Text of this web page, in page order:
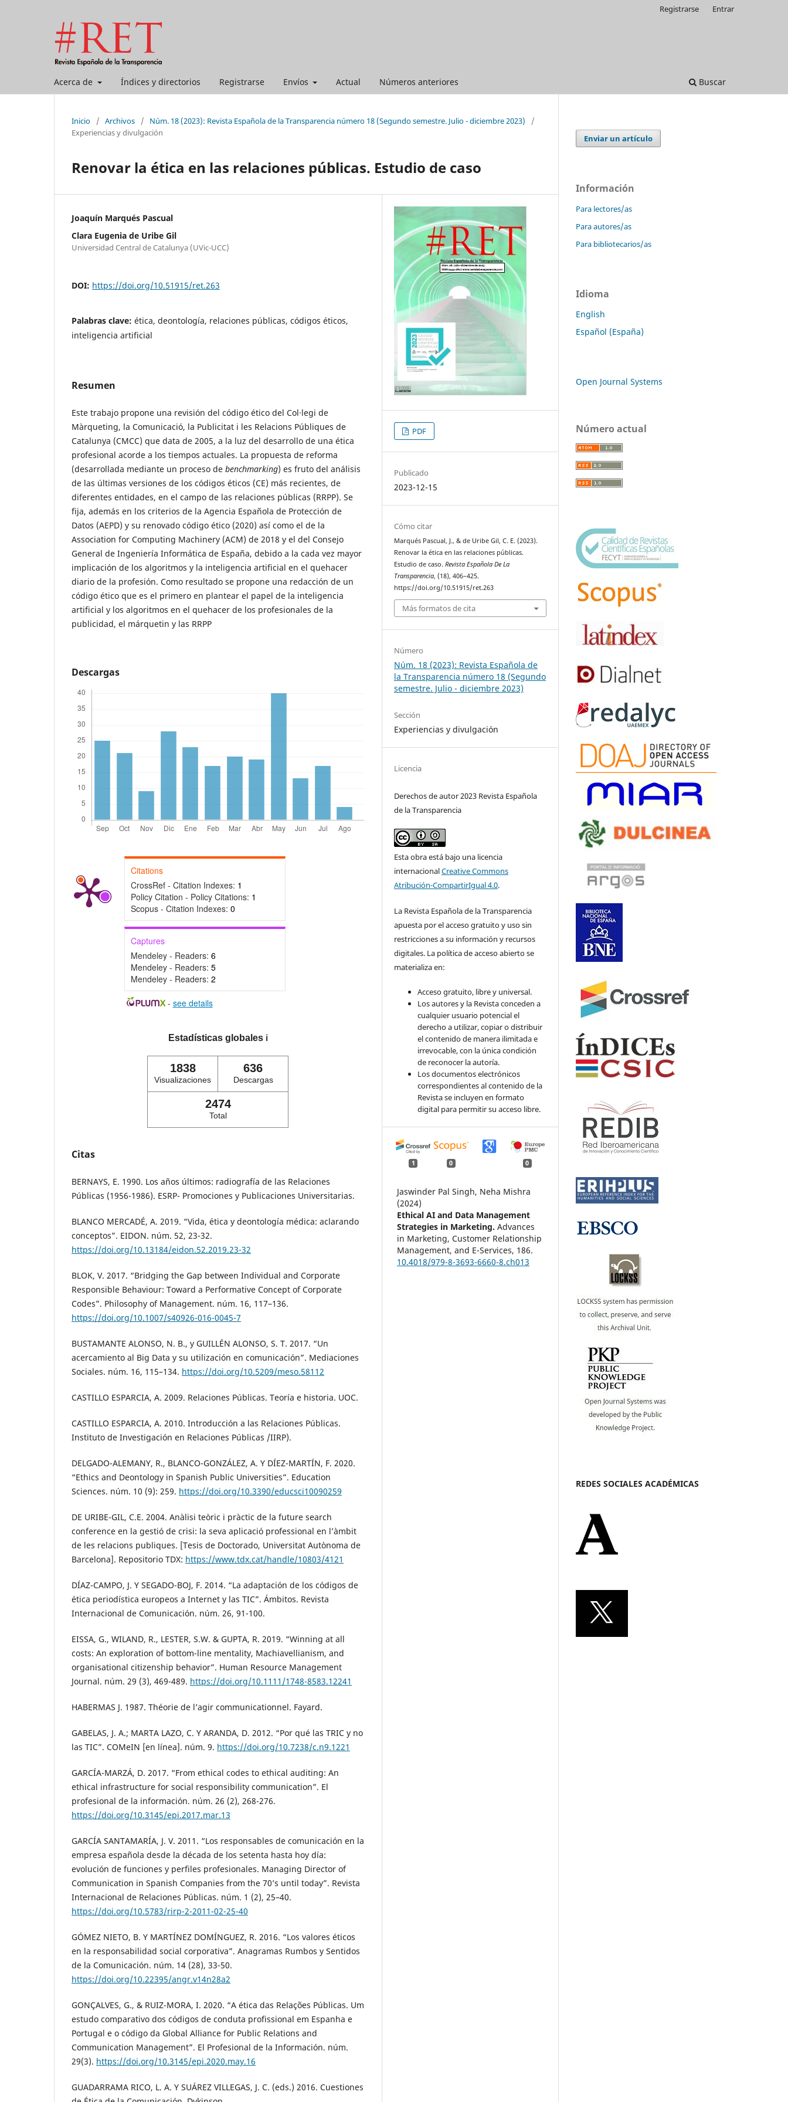
Acerca de Índices y directorios Registrarse Envíos Actual Números anteriores Buscar
Registrarse Entrar
Inicio / Archivos / Núm. 18 (2023): Revista Española de la Transparencia número 18 (Segundo semestre. Julio - diciembre 2023)
/
Experiencias y divulgación
Renovar la ética en las relaciones públicas. Estudio de caso
Joaquín Marqués Pascual
Clara Eugenia de Uribe Gil
Universidad Central de Catalunya (UVic-UCC)
DOI: https://doi.org/10.51915/ret.263
Palabras clave: ética, deontología, relaciones públicas, códigos éticos,
inteligencia artificial
Resumen
Este trabajo propone una revisión del código ético del Col·legi de
Màrqueting, la Comunicació, la Publicitat i les Relacions Públiques de
Catalunya (CMCC) que data de 2005, a la luz del desarrollo de una ética
profesional acorde a los tiempos actuales. La propuesta de reforma
(desarrollada mediante un proceso de benchmarking) es fruto del análisis
de las últimas versiones de los códigos éticos (CE) más recientes, de
diferentes entidades, en el campo de las relaciones públicas (RRPP). Se
fija, además en los criterios de la Agencia Española de Protección de
Datos (AEPD) y su renovado código ético (2020) así como el de la
Association for Computing Machinery (ACM) de 2018 y el del Consejo
General de Ingeniería Informática de España, debido a la cada vez mayor
implicación de los algoritmos y la inteligencia artificial en el quehacer
diario de la profesión. Como resultado se propone una redacción de un
código ético que es el primero en plantear el papel de la inteligencia
artificial y los algoritmos en el quehacer de los profesionales de la
publicidad, el márquetin y las RRPP
Descargas
Citations
CrossRef - Citation Indexes: 1
Policy Citation - Policy Citations: 1
Scopus - Citation Indexes: 0
Captures
Mendeley - Readers: 6
Mendeley - Readers: 5
Mendeley - Readers: 2
- see details
Estadísticas globales ℹ️
1838
Visualizaciones
636
Descargas
2474
Total
Citas
BERNAYS, E. 1990. Los años últimos: radiografía de las Relaciones
Públicas (1956-1986). ESRP- Promociones y Publicaciones Universitarias.
BLANCO MERCADÉ, A. 2019. “Vida, ética y deontología médica: aclarando
conceptos”. EIDON. núm. 52, 23-32.
https://doi.org/10.13184/eidon.52.2019.23-32
BLOK, V. 2017. “Bridging the Gap between Individual and Corporate
Responsible Behaviour: Toward a Performative Concept of Corporate
Codes”. Philosophy of Management. núm. 16, 117–136.
https://doi.org/10.1007/s40926-016-0045-7
BUSTAMANTE ALONSO, N. B., y GUILLÉN ALONSO, S. T. 2017. “Un
acercamiento al Big Data y su utilización en comunicación”. Mediaciones
Sociales. núm. 16, 115–134. https://doi.org/10.5209/meso.58112
CASTILLO ESPARCIA, A. 2009. Relaciones Públicas. Teoría e historia. UOC.
CASTILLO ESPARCIA, A. 2010. Introducción a las Relaciones Públicas.
Instituto de Investigación en Relaciones Públicas /IIRP).
DELGADO-ALEMANY, R., BLANCO-GONZÁLEZ, A. Y DÍEZ-MARTÍN, F. 2020.
“Ethics and Deontology in Spanish Public Universities”. Education
Sciences. núm. 10 (9): 259. https://doi.org/10.3390/educsci10090259
DE URIBE-GIL, C.E. 2004. Anàlisi teòric i pràctic de la future search
conference en la gestió de crisi: la seva aplicació professional en l’àmbit
de les relacions publiques. [Tesis de Doctorado, Universitat Autònoma de
Barcelona]. Repositorio TDX: https://www.tdx.cat/handle/10803/4121
DÍAZ-CAMPO, J. Y SEGADO-BOJ, F. 2014. “La adaptación de los códigos de
ética periodística europeos a Internet y las TIC”. Ámbitos. Revista
Internacional de Comunicación. núm. 26, 91-100.
EISSA, G., WILAND, R., LESTER, S.W. & GUPTA, R. 2019. “Winning at all
costs: An exploration of bottom-line mentality, Machiavellianism, and
organisational citizenship behavior”. Human Resource Management
Journal. núm. 29 (3), 469-489. https://doi.org/10.1111/1748-8583.12241
HABERMAS J. 1987. Théorie de l’agir communicationnel. Fayard.
GABELAS, J. A.; MARTA LAZO, C. Y ARANDA, D. 2012. “Por qué las TRIC y no
las TIC”. COMeIN [en línea]. núm. 9. https://doi.org/10.7238/c.n9.1221
GARCÍA-MARZÁ, D. 2017. “From ethical codes to ethical auditing: An
ethical infrastructure for social responsibility communication”. El
profesional de la información. núm. 26 (2), 268-276.
https://doi.org/10.3145/epi.2017.mar.13
GARCÍA SANTAMARÍA, J. V. 2011. “Los responsables de comunicación en la
empresa española desde la década de los setenta hasta hoy día:
evolución de funciones y perfiles profesionales. Managing Director of
Communication in Spanish Companies from the 70’s until today”. Revista
Internacional de Relaciones Públicas. núm. 1 (2), 25–40.
https://doi.org/10.5783/rirp-2-2011-02-25-40
GÓMEZ NIETO, B. Y MARTÍNEZ DOMÍNGUEZ, R. 2016. “Los valores éticos
en la responsabilidad social corporativa”. Anagramas Rumbos y Sentidos
de la Comunicación. núm. 14 (28), 33-50.
https://doi.org/10.22395/angr.v14n28a2
GONÇALVES, G., & RUIZ-MORA, I. 2020. “A ética das Relações Públicas. Um
estudo comparativo dos códigos de conduta profissional em Espanha e
Portugal e o código da Global Alliance for Public Relations and
Communication Management”. El Profesional de la Información. núm.
29(3). https://doi.org/10.3145/epi.2020.may.16
GUADARRAMA RICO, L. A. Y SUÁREZ VILLEGAS, J. C. (eds.) 2016. Cuestiones
PDF
Publicado
2023-12-15
Cómo citar
Marqués Pascual, J., & de Uribe Gil, C. E. (2023).
Renovar la ética en las relaciones públicas.
Estudio de caso.Revista Española De La
Transparencia, (18), 406–425.
https://doi.org/10.51915/ret.263
Más formatos de cita
Número
Núm. 18 (2023): Revista Española de
la Transparencia número 18 (Segundo
semestre. Julio - diciembre 2023)
Sección
Experiencias y divulgación
Licencia
Derechos de autor 2023 Revista Española
de la Transparencia
Esta obra está bajo una licencia
internacionalCreative Commons
Atribución-CompartirIgual 4.0.
La Revista Española de la Transparencia
apuesta por el acceso gratuito y uso sin
restricciones a su información y recursos
digitales. La política de acceso abierto se
materializa en:
Acceso gratuito, libre y universal.
Los autores y la Revista conceden a
cualquier usuario potencial el
derecho a utilizar, copiar o distribuir
el contenido de manera ilimitada e
irrevocable, con la única condición
de reconocer la autoría.
Los documentos electrónicos
correspondientes al contenido de la
Revista se incluyen en formato
digital para permitir su acceso libre.
1 0 0
Jaswinder Pal Singh, Neha Mishra
(2024)
Ethical AI and Data Management
Strategies in Marketing.Advances
in Marketing, Customer Relationship
Management, and E-Services, 186.
10.4018/979-8-3693-6660-8.ch013
Enviar un artículo
Información
Para lectores/as
Para autores/as
Para bibliotecarios/as
Idioma
English
Español (España)
Open Journal Systems
Número actual
REDES SOCIALES ACADÉMICAS